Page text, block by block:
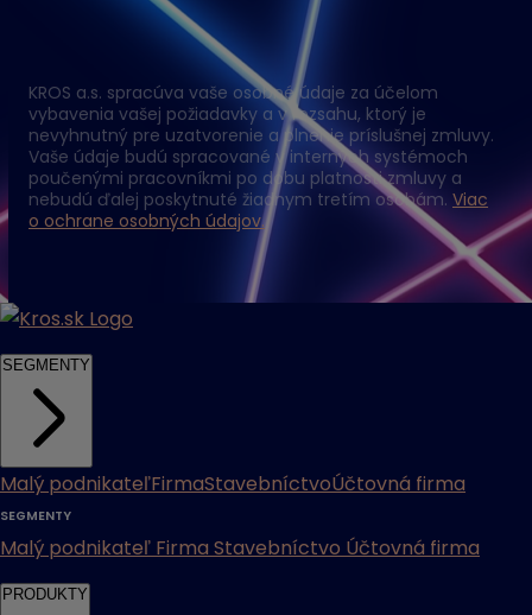
KROS a.s. spracúva vaše osobné údaje za účelom
vybavenia vašej požiadavky a v rozsahu, ktorý je
nevyhnutný pre uzatvorenie a plnenie príslušnej zmluvy.
Vaše údaje budú spracované v interných systémoch
poučenými pracovníkmi po dobu platnosti zmluvy a
nebudú ďalej poskytnuté žiadnym tretím osobám. Viac
o ochrane osobných údajov.
SEGMENTY
Malý podnikateľFirmaStavebníctvoÚčtovná firma
SEGMENTY
Malý podnikateľ Firma Stavebníctvo Účtovná firma
PRODUKTY